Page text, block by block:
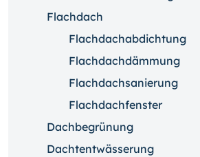
Flachdach
Flachdachabdichtung
Flachdachdämmung
Flachdachsanierung
Flachdachfenster
Dachbegrünung
Dachtentwässerung